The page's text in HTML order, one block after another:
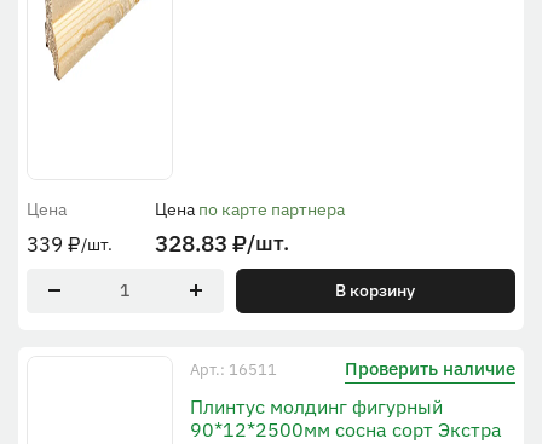
Цена
339 ₽/шт.
Цена по карте партнера
328.83 ₽/шт.
В корзину
Арт.: 16511 Проверить наличие
Плинтус молдинг фигурный
90*12*2500мм сосна сорт Экстра